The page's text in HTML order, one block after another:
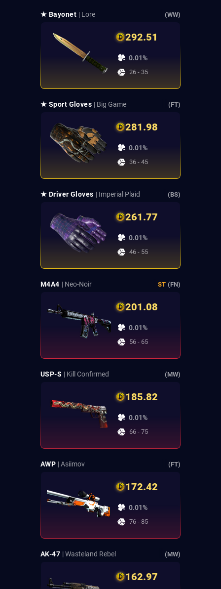
★ Bayonet | Lore (WW)
292.51
0.01%
26 - 35
★ Sport Gloves | Big Game (FT)
281.98
0.01%
36 - 45
★ Driver Gloves | Imperial Plaid (BS)
261.77
0.01%
46 - 55
M4A4 | Neo-Noir ST (FN)
201.08
0.01%
56 - 65
USP-S | Kill Confirmed (MW)
185.82
0.01%
66 - 75
AWP | Asiimov (FT)
172.42
0.01%
76 - 85
AK-47 | Wasteland Rebel (MW)
162.97